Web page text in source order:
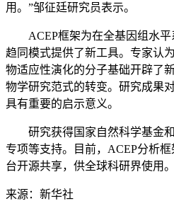
用。”邹征廷研究员表示。
ACEP框架为在全基因组水平
趋同模式提供了新工具。专家认
物适应性演化的分子基础开辟了
物学研究范式的转变。研究成果
具有重要的启示意义。
研究获得国家自然科学基金和
专项等支持。目前，ACEP分析框
台开源共享，供全球科研界使用
来源：新华社